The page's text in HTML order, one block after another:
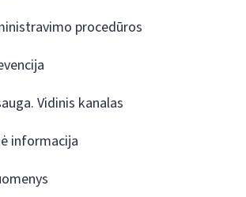
procedūros
Vidinis kanalas
informacija